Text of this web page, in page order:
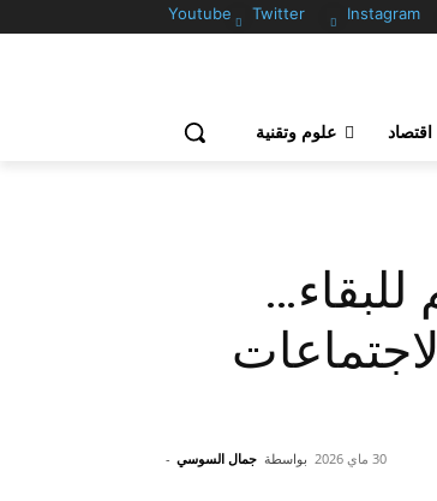
Instagram
Twitter
Youtube
اقتصاد علوم وتقنية
للبقاء…
بواسطة جمال السوسي - 30 ماي 2026